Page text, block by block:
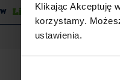
Klikając Akceptuję
korzystamy.
ustawienia.​ ​